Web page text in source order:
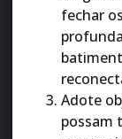
fechar
Adote
possam